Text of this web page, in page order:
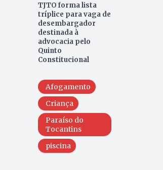
TJTO forma lista
tríplice para vaga de
desembargador
destinada à
advocacia pelo
Quinto
Constitucional
Afogamento
Criança
Paraíso do
Tocantins
piscina